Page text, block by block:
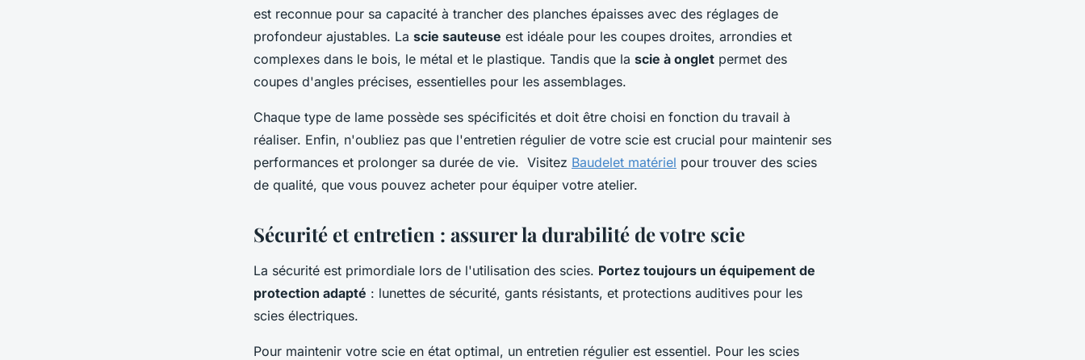
est reconnue pour sa capacité à trancher des planches épaisses avec des réglages de
profondeur ajustables. La scie sauteuse est idéale pour les coupes droites, arrondies et
complexes dans le bois, le métal et le plastique. Tandis que la scie à onglet permet des
coupes d'angles précises, essentielles pour les assemblages.
Chaque type de lame possède ses spécificités et doit être choisi en fonction du travail à
réaliser. Enfin, n'oubliez pas que l'entretien régulier de votre scie est crucial pour maintenir ses
performances et prolonger sa durée de vie. Visitez Baudelet matériel pour trouver des scies
de qualité, que vous pouvez acheter pour équiper votre atelier.
Sécurité et entretien : assurer la durabilité de votre scie
La sécurité est primordiale lors de l'utilisation des scies. Portez toujours un équipement de
protection adapté : lunettes de sécurité, gants résistants, et protections auditives pour les
scies électriques.
Pour maintenir votre scie en état optimal, un entretien régulier est essentiel. Pour les scies